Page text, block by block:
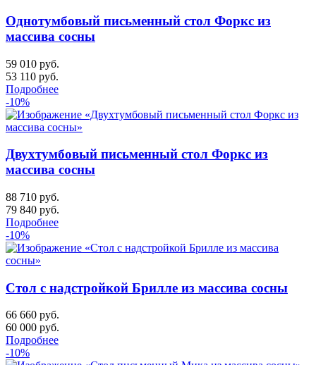
Однотумбовый письменный стол Форкс из
массива сосны
59 010 руб.
53 110 руб.
Подробнее
-10%
Двухтумбовый письменный стол Форкс из
массива сосны
88 710 руб.
79 840 руб.
Подробнее
-10%
Стол с надстройкой Брилле из массива сосны
66 660 руб.
60 000 руб.
Подробнее
-10%